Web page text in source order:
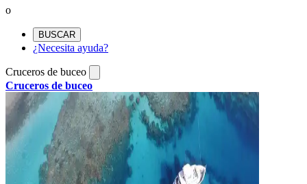
o
BUSCAR
¿Necesita ayuda?
Cruceros de buceo
Cruceros de buceo